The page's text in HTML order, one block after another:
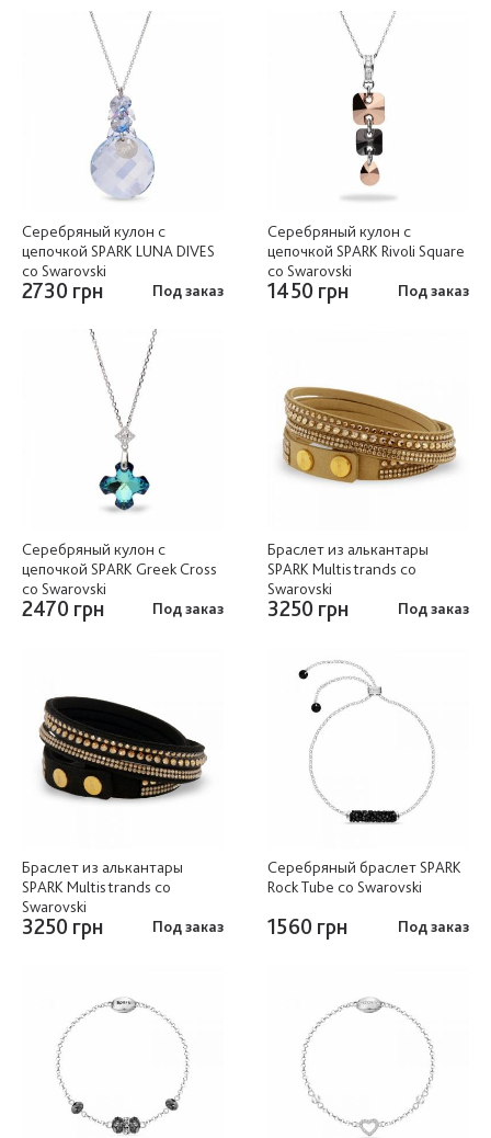
Серебряный кулон c
цепочкой SPARK LUNA DIVES
со Swarovski
2730 грн Под заказ
Серебряный кулон c
цепочкой SPARK Rivoli Square
со Swarovski
1450 грн Под заказ
Серебряный кулон c
цепочкой SPARK Greek Cross
со Swarovski
2470 грн Под заказ
Браслет из алькантары
SPARK Multistrands со
Swarovski
3250 грн Под заказ
Браслет из алькантары
SPARK Multistrands со
Swarovski
3250 грн Под заказ
Серебряный браслет SPARK
Rock Tube со Swarovski
1560 грн Под заказ